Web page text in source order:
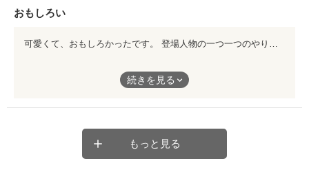
おもしろい
可愛くて、おもしろかったです。
素敵な小説をありがとうございました。
続きを見る
もっと見る